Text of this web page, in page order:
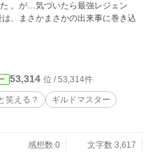
。が…気づいたら最強レジェン
、まさかまさかの出来事に巻き込
53,314 位 / 53,314件
笑える？
ギルドマスター
感想数 0
文字数 3,617